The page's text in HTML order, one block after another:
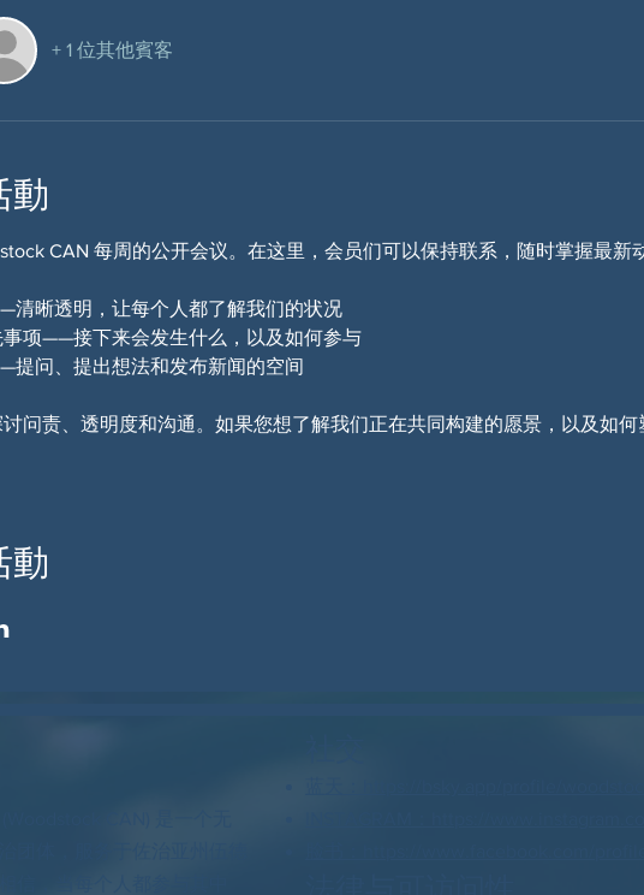
+ 1 位其他賓客
動
CAN 每周的公开会议。在这里，会员们可以保持联系，随时掌握最新
清晰透明，让每个人都了解我们的状况
事项——接下来会发生什么，以及如何参与
提问、提出想法和发布新闻的空间
问责、透明度和沟通。如果您想了解我们正在共同构建的愿景，以及如
動